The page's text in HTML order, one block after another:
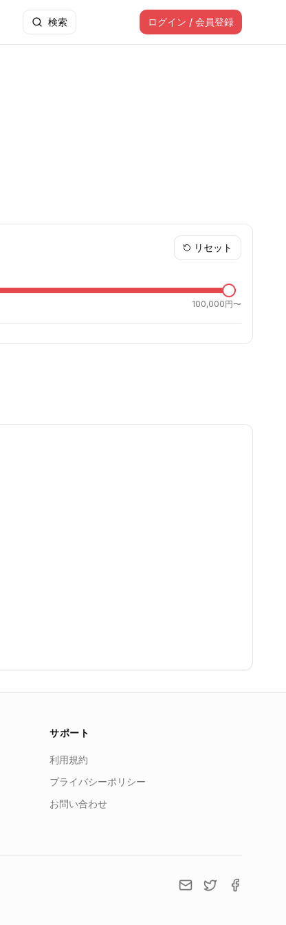
検索 ログイン / 会員登録
100,000円〜
リセット
サポート
利用規約
プライバシーポリシー
お問い合わせ